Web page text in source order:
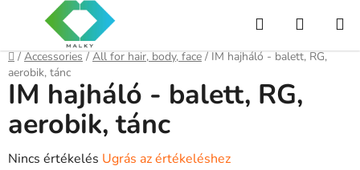
tartalomhoz
KeresésKOSÁR
Kezdőlap
/ Accessories / All for hair, body, face / IM hajháló - balett, RG,
aerobik, tánc
IM hajháló - balett, RG,
aerobik, tánc
A
Nincs értékelés Ugrás az értékeléshez